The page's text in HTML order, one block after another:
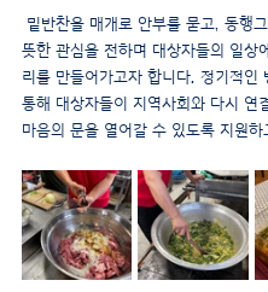
밑반찬을 매개로 안부를 묻고, 동행
뜻한 관심을 전하며 대상자들의 일상
리를 만들어가고자 합니다. 정기적인
통해 대상자들이 지역사회와 다시 연
마음의 문을 열어갈 수 있도록 지원하